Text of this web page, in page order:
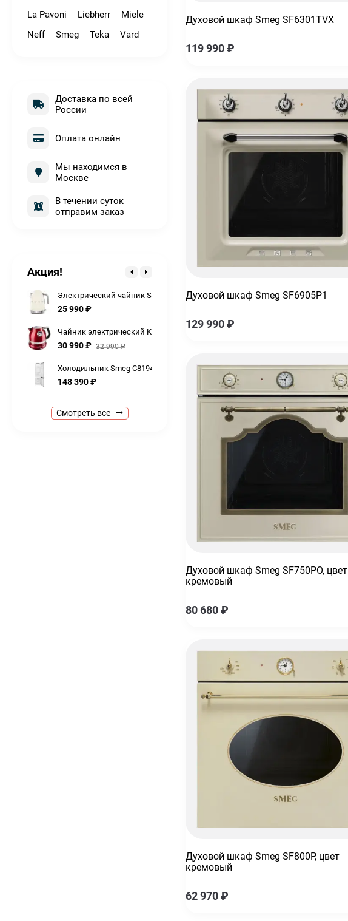
Духовой шкаф Smeg SF6301TVX
119 990₽
Духовой шкаф Smeg SF6905P1
129 990₽
Духовой шкаф Smeg SF750PO, цвет
кремовый
80 680₽
Духовой шкаф Smeg SF800P, цвет
кремовый
62 970₽
La Pavoni
Liebherr
Miele
Neff
Smeg Teka Vard
Доставка по всей
России
Оплата онлайн
Мы находимся в
Москве
В течении суток
отправим заказ
Акция!
Кофемашина Smeg bcc12whmeu с капучинатором автоматическая
77 990₽
Миксер планетарный KitchenAid Artisan 5KSM125EAC
254 990
Электрический чайник Smeg KLF04CREU
25 990₽
Чайник электрический KitchenAid Artisan 5KEK1522ECA
30 990₽ 32 990₽
Холодильник Smeg C8194TNE встраиваемый
148 390₽
Холодильник Smeg FAB28RLI5, цвет лайм
205 790₽
Кофемашина Smeg bcc12whmeu с капучинатором автоматическая
Миксер планетарный KitchenAid Artisan 5KSM125EAC
Чайник электрический KitchenAid Artisan 5KEK1522ECA
Смотреть все